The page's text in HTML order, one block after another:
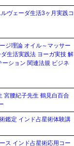
ヴェーダ生活3ヶ月実践コ
ジ理論 オイル～マッサー
生活実践法 ヨーガ実技 解
ーション 関連法規 ビジネ
宮腰紀子先生 鶴見白百合
鑑定 インド占星術体験講
ス インド占星術応用コー